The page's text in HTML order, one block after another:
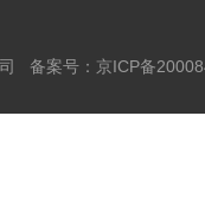
备案号： 京ICP备